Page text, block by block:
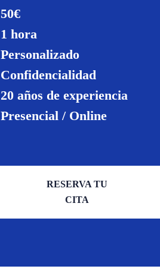
50€
1 hora
Personalizado
Confidencialidad
20 años de experiencia
Presencial / Online
RESERVA TU
CITA